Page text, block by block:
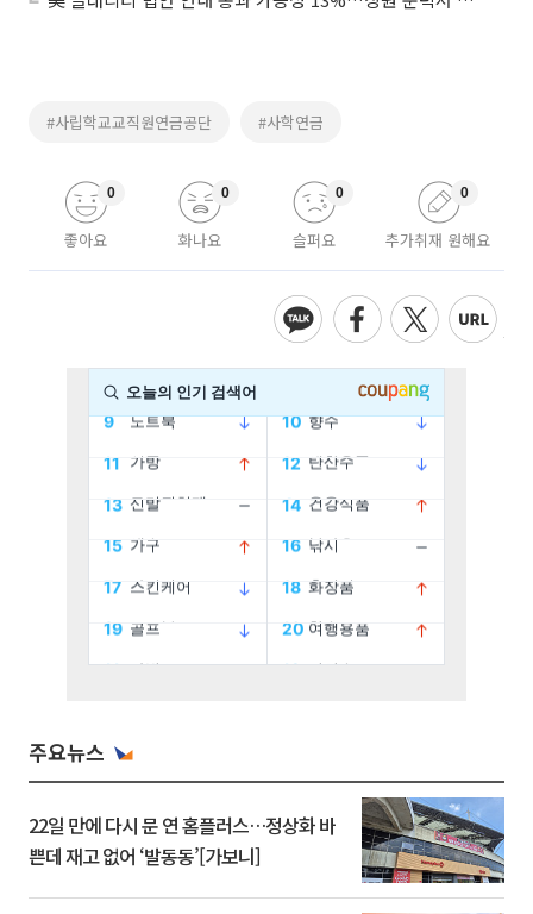
#사립학교교직원연금공단 #사학연금
좋아요
0
화나요
0
슬퍼요
0
추가취재 원해요
0
주요뉴스
22일 만에 다시 문 연 홈플러스…정상화 바
쁜데 재고 없어 ‘발동동’[가보니]